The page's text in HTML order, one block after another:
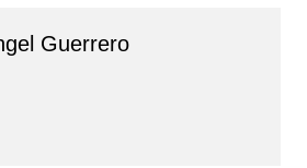
Guerrero